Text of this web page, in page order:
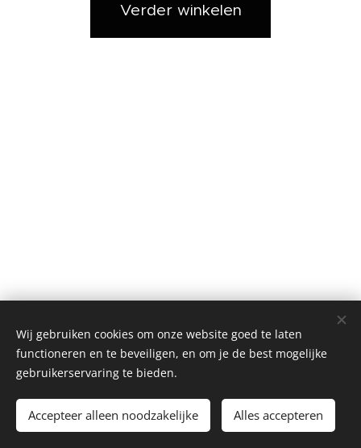
Verder winkelen
Afbeeldingen geleverd doorPexels
Mogelijk gemaakt doorWebnode Cookies
Wij gebruiken cookies om onze website goed te laten
functioneren en te beveiligen, en om je de best mogelijke
gebruikerservaring te bieden.
Accepteer alleen noodzakelijke Alles accepteren